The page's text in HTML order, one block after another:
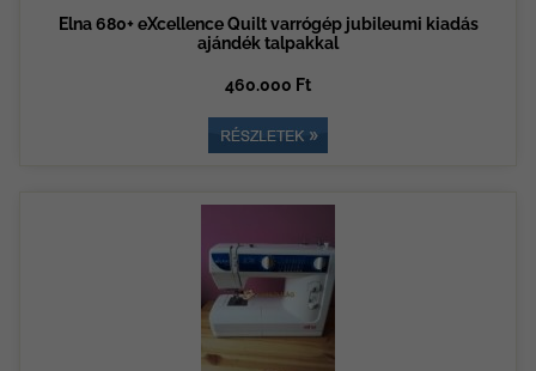
Elna 680+ eXcellence Quilt varrógép jubileumi kiadás
ajándék talpakkal
460.000 Ft